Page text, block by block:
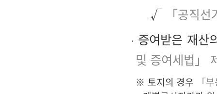
√ 「공직
증여받은 재산
및 증여세법」
※ 토지의 경우
「